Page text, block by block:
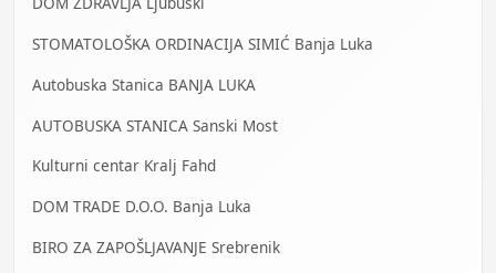
STOMATOLOŠKA ORDINACIJA SIMIĆ Banja Luka
Autobuska Stanica BANJA LUKA
AUTOBUSKA STANICA Sanski Most
Kulturni centar Kralj Fahd
DOM TRADE D.O.O. Banja Luka
BIRO ZA ZAPOŠLJAVANJE Srebrenik